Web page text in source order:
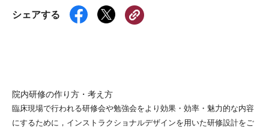
シェアする
院内研修の作り方・考え方
臨床現場で行われる研修会や勉強会をより効果・効率・魅力的な内容
にするために，インストラクショナルデザインを用いた研修設計をご